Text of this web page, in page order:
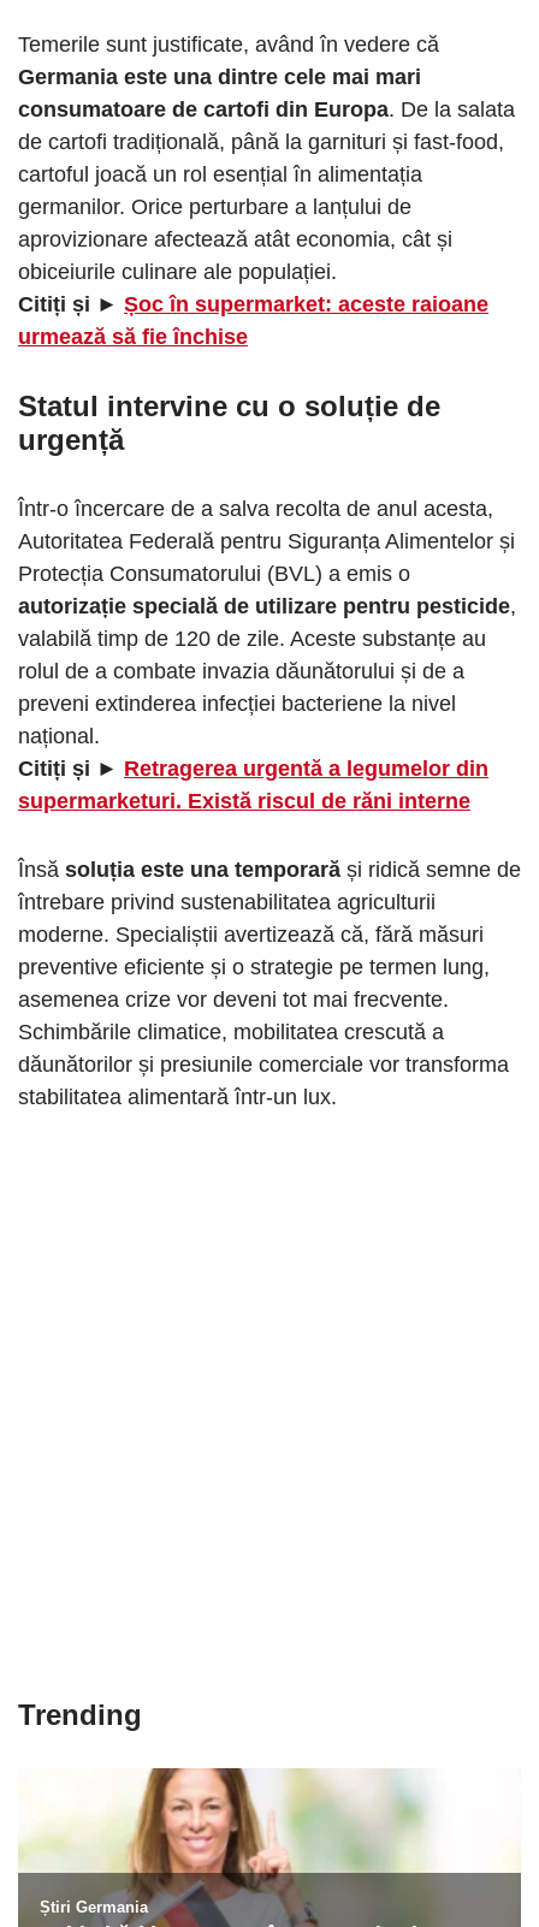
Temerile sunt justificate, având în vedere că
Germania este una dintre cele mai mari
consumatoare de cartofi din Europa. De la salata
de cartofi tradițională, până la garnituri și fast-food,
cartoful joacă un rol esențial în alimentația
germanilor. Orice perturbare a lanțului de
aprovizionare afectează atât economia, cât și
obiceiurile culinare ale populației.
Citiți și ► Șoc în supermarket: aceste raioane
urmează să fie închise
Statul intervine cu o soluție de
urgență
Într-o încercare de a salva recolta de anul acesta,
Autoritatea Federală pentru Siguranța Alimentelor și
Protecția Consumatorului (BVL) a emis o
autorizație specială de utilizare pentru pesticide,
valabilă timp de 120 de zile. Aceste substanțe au
rolul de a combate invazia dăunătorului și de a
preveni extinderea infecției bacteriene la nivel
național.
Citiți și ► Retragerea urgentă a legumelor din
supermarketuri. Există riscul de răni interne
Însă soluția este una temporară și ridică semne de
întrebare privind sustenabilitatea agriculturii
moderne. Specialiștii avertizează că, fără măsuri
preventive eficiente și o strategie pe termen lung,
asemenea crize vor deveni tot mai frecvente.
Schimbările climatice, mobilitatea crescută a
dăunătorilor și presiunile comerciale vor transforma
stabilitatea alimentară într-un lux.
Trending